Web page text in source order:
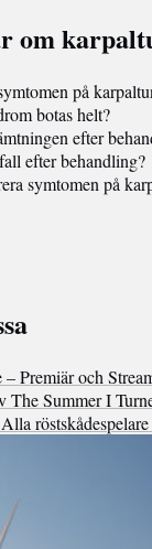
om
på
botas helt?
efter
efter behandling?
symtomen på
– Premiär och
The Summer I